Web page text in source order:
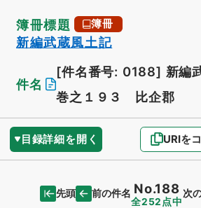
簿冊標題 簿冊
新編武蔵風土記
件名
[件名番号: 0188] 新編
巻之１９３ 比企郡
目録詳細を開く URIを
先頭 前の件名 No.188
全252点中
次